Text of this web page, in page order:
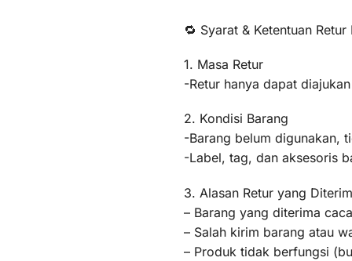
🔁 Syarat & Ketentuan Retur
1. Masa Retur
-Retur hanya dapat
2. Kondisi Barang
-Barang belum digunakan,
-Label, tag, dan aksesoris
3. Alasan Retur yang
– Barang yang diterima
– Salah kirim barang atau
– Produk tidak berfungsi